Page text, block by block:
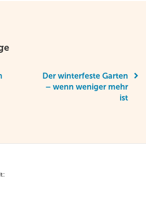
Der winterfeste Garten
– wenn weniger mehr
ist